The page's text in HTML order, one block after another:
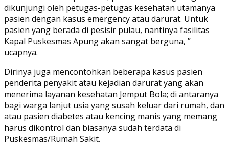
dikunjungi oleh petugas-petugas kesehatan utamanya
pasien dengan kasus emergency atau darurat. Untuk
pasien yang berada di pesisir pulau, nantinya fasilitas
Kapal Puskesmas Apung akan sangat berguna, ”
ucapnya.
Dirinya juga mencontohkan beberapa kasus pasien
penderita penyakit atau kejadian darurat yang akan
menerima layanan kesehatan Jemput Bola; di antaranya
bagi warga lanjut usia yang susah keluar dari rumah, dan
atau pasien diabetes atau kencing manis yang memang
harus dikontrol dan biasanya sudah terdata di
Puskesmas/Rumah Sakit.